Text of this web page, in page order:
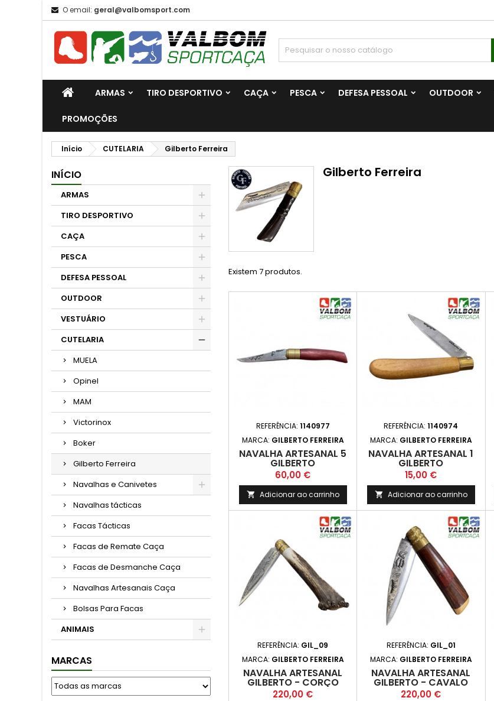
O email: geral@valbomsport.com
ARMAS TIRO DESPORTIVO CAÇA PESCA DEFESA PESSOAL OUTDOOR
PROMOÇÕES
Início CUTELARIA Gilberto Ferreira
INÍCIO
ARMAS
TIRO DESPORTIVO
CAÇA
PESCA
DEFESA PESSOAL
OUTDOOR
VESTUÁRIO
CUTELARIA
MUELA
Opinel
MAM
Victorinox
Boker
Gilberto Ferreira
Navalhas e Canivetes
Navalhas tácticas
Facas Tácticas
Facas de Remate Caça
Facas de Desmanche Caça
Navalhas Artesanais Caça
Bolsas Para Facas
ANIMAIS
MARCAS
Gilberto Ferreira
Existem 7 produtos.
REFERÊNCIA: 1140977
MARCA: GILBERTO FERREIRA
NAVALHA ARTESANAL 5
GILBERTO
Preço
60,00 €
 Adicionar ao carrinho
REFERÊNCIA:1140974
MARCA: GILBERTO FERREIRA
NAVALHA ARTESANAL 1
GILBERTO
Preço
15,00 €
 Adicionar ao carrinho
REFERÊNCIA: GIL_09
MARCA: GILBERTO FERREIRA
NAVALHA ARTESANAL
GILBERTO - CORÇO
Preço
220,00 €
REFERÊNCIA: GIL_01
MARCA: GILBERTO FERREIRA
NAVALHA ARTESANAL
GILBERTO - CAVALO
Preço
220,00 €